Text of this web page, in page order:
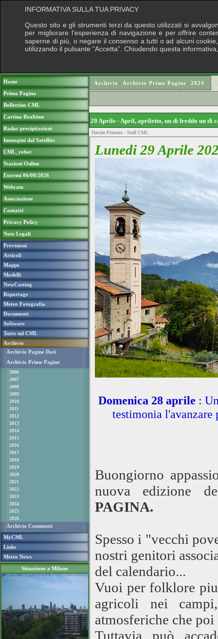
Home
Prima Pagina
Bollettino CML
Cartina Realtime
Radar precipitazioni
Immagini dal Satellite
CML_robot
Stazioni Online
Estremi 06/08/2026
Webcam
Associazione
Contatti
Privacy Policy
Note Legali
Previsioni
Articoli
Mappe
Modelli
NowCasting
Reportage
Meteo Fotografia
Documenti
Software
Tutto sul CML
Archivio
Archivio Pagine Dati
Archivio Prime Pagine
2006
2007
2008
2009
2010
2011
2012
2013
2014
2015
2016
2017
2018
2019
2020
2021
2022
2023
2024
2025
2026
Archivio Commenti
MyCML
Links
Meteo News
Situazione a Milano
Archivio › Archivio Prime Pagine› 2024
29 Aprile - April, apriletto, un dì freddo un dì
Davide Piasente - Staff CML
Lunedi 29 Aprile
Domenica 28 aprile :
testimonia l'avanzare
Buongiorno
nuova edizione
PAGINA.
Spesso i "vecchi
nostri genitori
del calendario...
Vuoi per folklore
agricoli nei
atmosferiche che
Tuttavia può
INFORMATIVA SULLA TUA PRIVACY
Questo sito e gli strumenti terzi da questo utilizzati si
per migliorare l'esperienza di navigazione e per offrire
saperne di più, o negare il consenso a tutti o ad alcuni
utilizzando il pulsante “Accetta”. Chiudendo questa